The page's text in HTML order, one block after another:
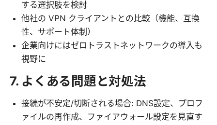
する選択肢を検討
他社の VPN クライアントとの比較（機能、互換
性、サポート体制）
企業向けにはゼロトラストネットワークの導入も
視野に
7. よくある問題と対処法
接続が不安定/切断される場合: DNS設定、プロフ
ァイルの再作成、ファイアウォール設定を見直す